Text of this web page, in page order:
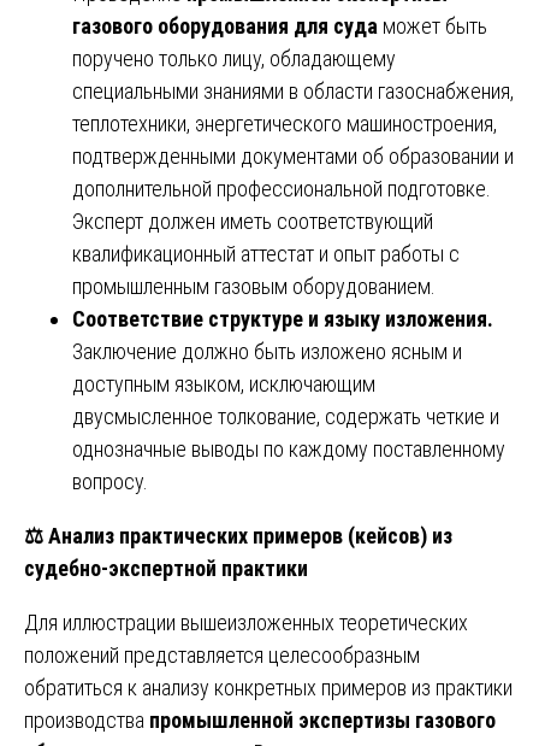
газового оборудования для суда может быть
поручено только лицу, обладающему
специальными знаниями в области газоснабжения,
теплотехники, энергетического машиностроения,
подтвержденными документами об образовании и
дополнительной профессиональной подготовке.
Эксперт должен иметь соответствующий
квалификационный аттестат и опыт работы с
промышленным газовым оборудованием.
Соответствие структуре и языку изложения.
Заключение должно быть изложено ясным и
доступным языком, исключающим
двусмысленное толкование, содержать четкие и
однозначные выводы по каждому поставленному
вопросу.
⚖️Анализ практических примеров (кейсов) из
судебно-экспертной практики
Для иллюстрации вышеизложенных теоретических
положений представляется целесообразным
обратиться к анализу конкретных примеров из практики
производства промышленной экспертизы газового